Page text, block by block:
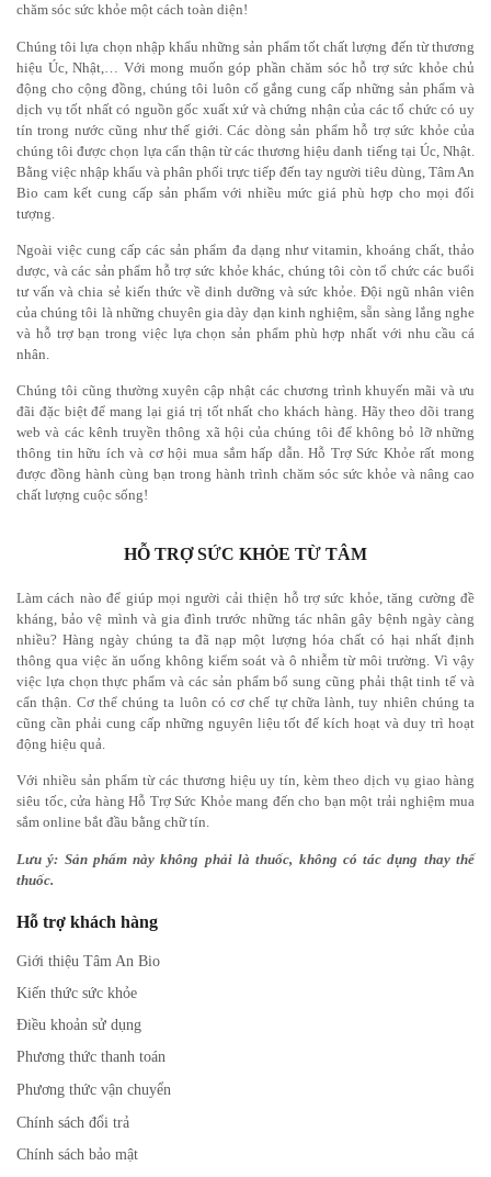
chăm sóc sức khỏe một cách toàn diện!
Chúng tôi lựa chọn nhập khẩu những sản phẩm tốt chất lượng đến từ thương
hiệu Úc, Nhật ,… Với mong muốn góp phần chăm sóc hỗ trợ sức khỏe chủ
động cho cộng đồng, chúng tôi luôn cố gắng cung cấp những sản phẩm và
dịch vụ tốt nhất có nguồn gốc xuất xứ và chứng nhận của các tổ chức có uy
tín trong nước cũng như thế giới. Các dòng sản phẩm hỗ trợ sức khỏe của
chúng tôi được chọn lựa cẩn thận từ các thương hiệu danh tiếng tại Úc, Nhật.
Bằng việc nhập khẩu và phân phối trực tiếp đến tay người tiêu dùng, Tâm An
Bio cam kết cung cấp sản phẩm với nhiều mức giá phù hợp cho mọi đối
tượng.
Ngoài việc cung cấp các sản phẩm đa dạng như vitamin, khoáng chất, thảo
dược, và các sản phẩm hỗ trợ sức khỏe khác, chúng tôi còn tổ chức các buổi
tư vấn và chia sẻ kiến thức về dinh dưỡng và sức khỏe. Đội ngũ nhân viên
của chúng tôi là những chuyên gia dày dạn kinh nghiệm, sẵn sàng lắng nghe
và hỗ trợ bạn trong việc lựa chọn sản phẩm phù hợp nhất với nhu cầu cá
nhân.
Chúng tôi cũng thường xuyên cập nhật các chương trình khuyến mãi và ưu
đãi đặc biệt để mang lại giá trị tốt nhất cho khách hàng. Hãy theo dõi trang
web và các kênh truyền thông xã hội của chúng tôi để không bỏ lỡ những
thông tin hữu ích và cơ hội mua sắm hấp dẫn. Hỗ Trợ Sức Khỏe rất mong
được đồng hành cùng bạn trong hành trình chăm sóc sức khỏe và nâng cao
chất lượng cuộc sống!
HỖ TRỢ SỨC KHỎE TỪ TÂM
Làm cách nào để giúp mọi người cải thiện hỗ trợ sức khỏe, tăng cường đề
kháng, bảo vệ mình và gia đình trước những tác nhân gây bệnh ngày càng
nhiều? Hàng ngày chúng ta đã nạp một lượng hóa chất có hại nhất định
thông qua việc ăn uống không kiểm soát và ô nhiễm từ môi trường. Vì vậy
việc lựa chọn thực phẩm và các sản phẩm bổ sung cũng phải thật tinh tế và
cẩn thận. Cơ thể chúng ta luôn có cơ chế tự chữa lành, tuy nhiên chúng ta
cũng cần phải cung cấp những nguyên liệu tốt để kích hoạt và duy trì hoạt
động hiệu quả.
Với nhiều sản phẩm từ các thương hiệu uy tín, kèm theo dịch vụ giao hàng
siêu tốc, cửa hàng Hỗ Trợ Sức Khỏe mang đến cho bạn một trải nghiệm mua
sắm online bắt đầu bằng chữ tín.
Lưu ý: Sản phẩm này không phải là thuốc, không có tác dụng thay thế
thuốc.
Hỗ trợ khách hàng
Giới thiệu Tâm An Bio
Kiến thức sức khỏe
Điều khoản sử dụng
Phương thức thanh toán
Phương thức vận chuyển
Chính sách đổi trả
Chính sách bảo mật